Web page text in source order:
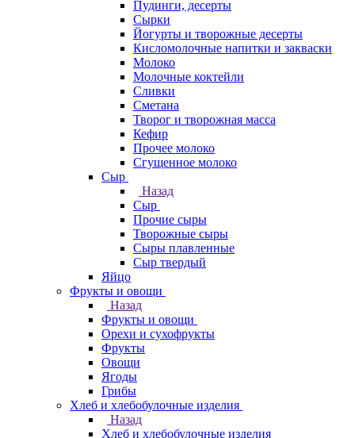
Пудинги, десерты
Сырки
Йогурты и творожные десерты
Кисломолочные напитки и закваски
Молоко
Молочные коктейли
Сливки
Сметана
Творог и творожная масса
Кефир
Прочее молоко
Сгущенное молоко
Сыр
Назад
Сыр
Прочие сыры
Творожные сыры
Сыры плавленные
Сыр твердый
Яйцо
Фрукты и овощи
Назад
Фрукты и овощи
Орехи и сухофрукты
Фрукты
Овощи
Ягоды
Грибы
Хлеб и хлебобулочные изделия
Назад
Хлеб и хлебобулочные изделия